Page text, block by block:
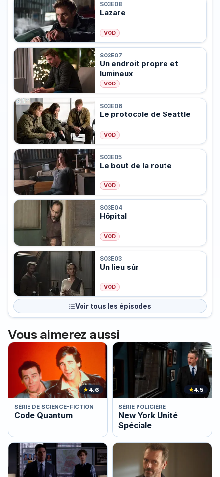
S03E08
Lazare
VOD
S03E07
Un endroit propre et
lumineux
VOD
S03E06
Le protocole de Seattle
VOD
S03E05
Le bout de la route
VOD
S03E04
Hôpital
VOD
S03E03
Un lieu sûr
VOD
Voir tous les épisodes
Vous aimerez aussi
★4.6
SÉRIE DE SCIENCE-FICTION
Code Quantum
★4.5
SÉRIE POLICIÈRE
New York Unité
Spéciale